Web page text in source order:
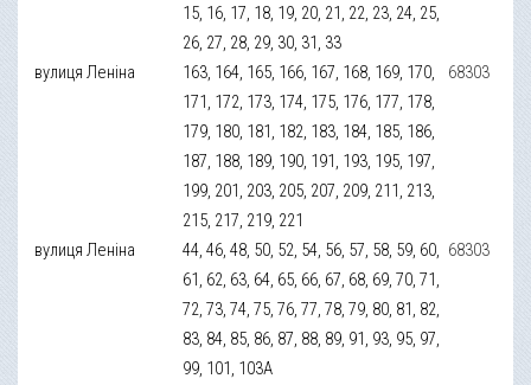
15, 16, 17, 18, 19, 20, 21, 22, 23, 24, 25,
26, 27, 28, 29, 30, 31, 33
вулиця Леніна
163, 164, 165, 166, 167, 168, 169, 170,
171, 172, 173, 174, 175, 176, 177, 178,
179, 180, 181, 182, 183, 184, 185, 186,
187, 188, 189, 190, 191, 193, 195, 197,
199, 201, 203, 205, 207, 209, 211, 213,
215, 217, 219, 221
68303
вулиця Леніна
44, 46, 48, 50, 52, 54, 56, 57, 58, 59, 60,
61, 62, 63, 64, 65, 66, 67, 68, 69, 70, 71,
72, 73, 74, 75, 76, 77, 78, 79, 80, 81, 82,
83, 84, 85, 86, 87, 88, 89, 91, 93, 95, 97,
99, 101, 103А
68303